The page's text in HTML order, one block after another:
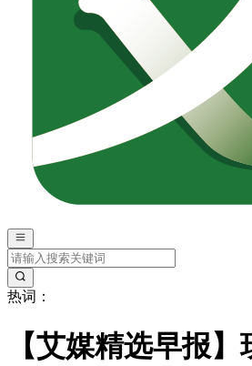
热词：
【艾媒精选早报